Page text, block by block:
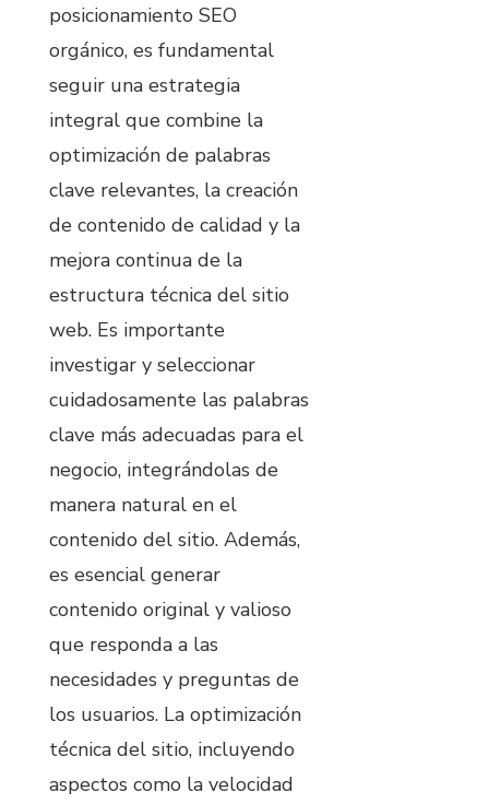
posicionamiento SEO
orgánico, es fundamental
seguir una estrategia
integral que combine la
optimización de palabras
clave relevantes, la creación
de contenido de calidad y la
mejora continua de la
estructura técnica del sitio
web. Es importante
investigar y seleccionar
cuidadosamente las palabras
clave más adecuadas para el
negocio, integrándolas de
manera natural en el
contenido del sitio. Además,
es esencial generar
contenido original y valioso
que responda a las
necesidades y preguntas de
los usuarios. La optimización
técnica del sitio, incluyendo
aspectos como la velocidad